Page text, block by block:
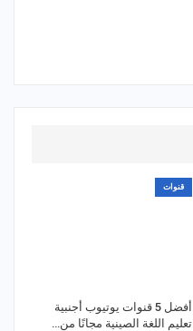
قنوات
أفضل 5 قنوات يوتيوب أجنبية
تعليم اللغة الصينية مجانًا من…